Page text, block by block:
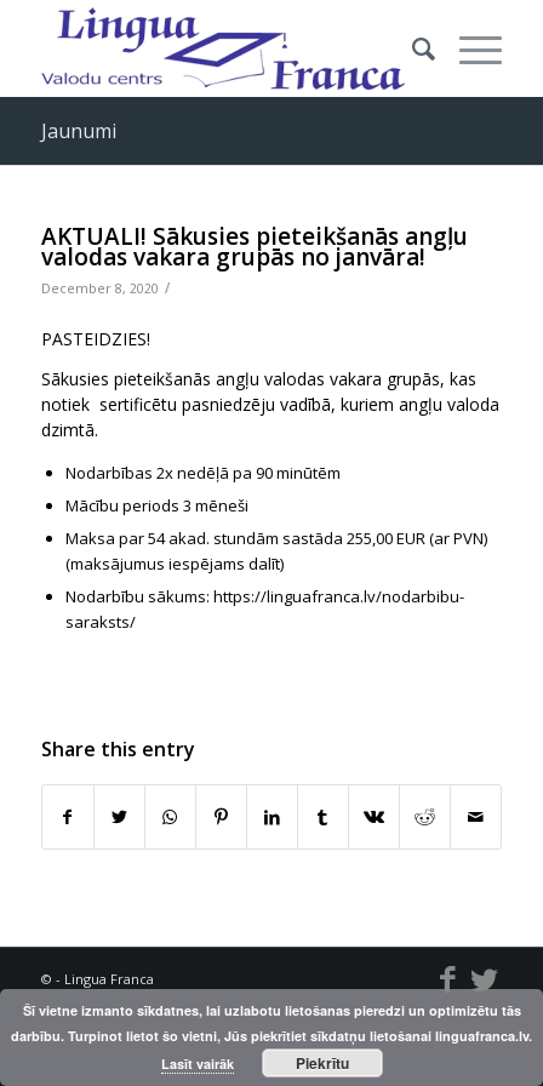
Jaunumi
AKTUĀLI! Sākusies pieteikšanās angļu
valodas vakara grupās no janvāra!
December 8, 2020 /
PASTEIDZIES!
Sākusies pieteikšanās angļu valodas vakara grupās, kas
notiek sertificētu pasniedzēju vadībā, kuriem angļu valoda
dzimtā.
Nodarbības 2x nedēļā pa 90 minūtēm
Mācību periods 3 mēneši
Maksa par 54 akad. stundām sastāda 255,00 EUR (ar PVN)
(maksājumus iespējams dalīt)
Nodarbību sākums: https://linguafranca.lv/nodarbibu-
saraksts/
Share this entry
© - Lingua Franca
Šī vietne izmanto sīkdatnes, lai uzlabotu lietošanas pieredzi un optimizētu tās
darbību. Turpinot lietot šo vietni, Jūs piekrītiet sīkdatņu lietošanai linguafranca.lv.
Lasīt vairāk
Piekrītu